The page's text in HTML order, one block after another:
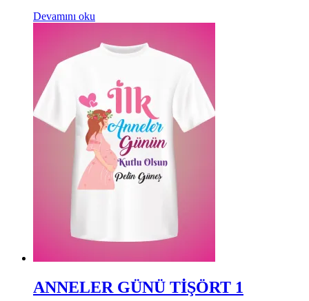
Devamını oku
ANNELER GÜNÜ TİŞÖRT 1